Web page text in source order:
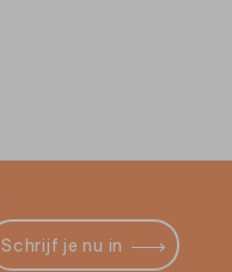
Schrijf je nu in